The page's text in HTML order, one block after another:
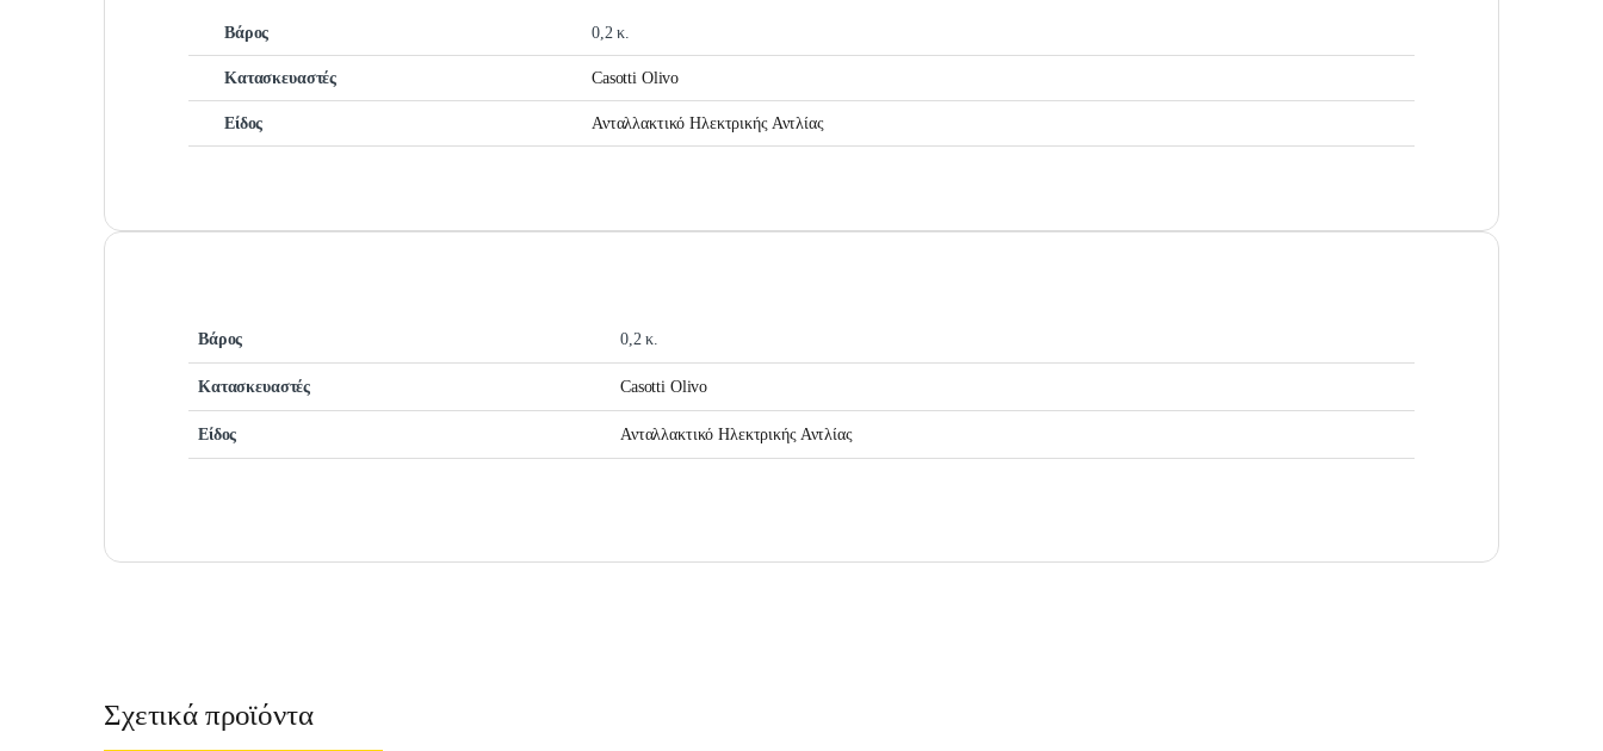
Βάρος 0,2 κ.
Κατασκευαστές Casotti Olivo
Είδος Ανταλλακτικό Ηλεκτρικής Αντλίας
Βάρος 0,2 κ.
Κατασκευαστές Casotti Olivo
Είδος Ανταλλακτικό Ηλεκτρικής Αντλίας
Σχετικά προϊόντα